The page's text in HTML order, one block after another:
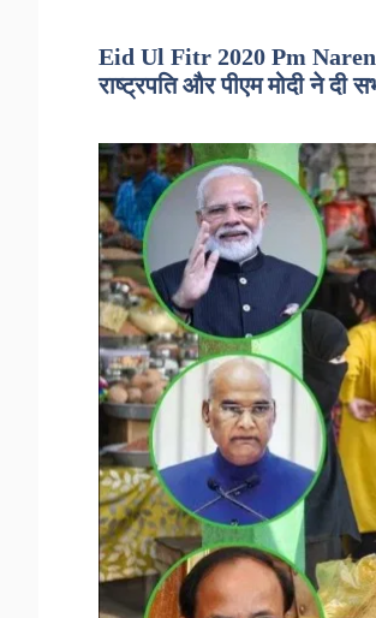
Eid Ul Fitr 2020 Pm
राष्ट्रपति और पीएम मोदी ने दी